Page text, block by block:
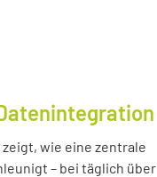
wie eine zentrale
– bei täglich über